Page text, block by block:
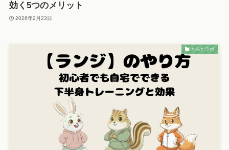
効く5つのメリット
2026年2月23日
からだラボ